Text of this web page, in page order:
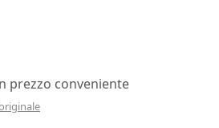
prezzo conveniente